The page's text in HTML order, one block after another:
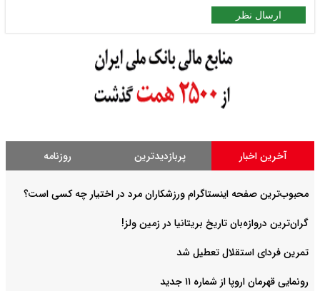
ارسال نظر
آخرین اخبار پربازدیدترین روزنامه
محبوب‌ترین صفحه اینستاگرام ورزشکاران مرد در اختیار چه کسی است؟
گران‌ترین دروازه‌بان تاریخ بریتانیا در زمین ولز!
تمرین فردای استقلال تعطیل شد
رونمایی قهرمان اروپا از شماره ۱۱ جدید